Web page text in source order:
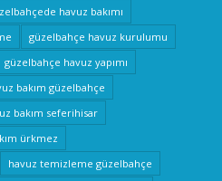
havuz bakımı
güzelbahçe havuz kurulumu
güzelbahçe havuz yapımı
bakım güzelbahçe
bakım seferihisar
ürkmez
havuz temizleme güzelbahçe